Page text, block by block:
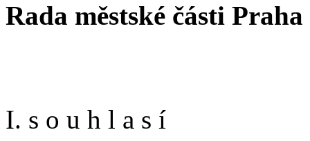
Rada městské části Praha
I. s o u h l a s í